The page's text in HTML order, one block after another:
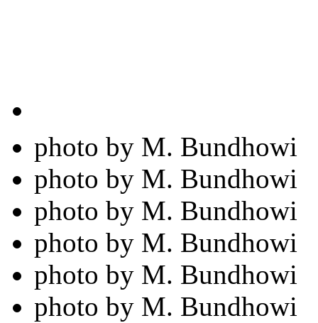
photo by M. Bundhowi
photo by M. Bundhowi
photo by M. Bundhowi
photo by M. Bundhowi
photo by M. Bundhowi
photo by M. Bundhowi